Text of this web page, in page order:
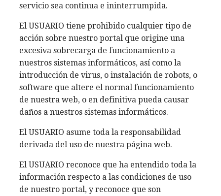
servicio sea continua e ininterrumpida.
El USUARIO tiene prohibido cualquier tipo de
acción sobre nuestro portal que origine una
excesiva sobrecarga de funcionamiento a
nuestros sistemas informáticos, así como la
introducción de virus, o instalación de robots, o
software que altere el normal funcionamiento
de nuestra web, o en definitiva pueda causar
daños a nuestros sistemas informáticos.
El USUARIO asume toda la responsabilidad
derivada del uso de nuestra página web.
El USUARIO reconoce que ha entendido toda la
información respecto a las condiciones de uso
de nuestro portal, y reconoce que son